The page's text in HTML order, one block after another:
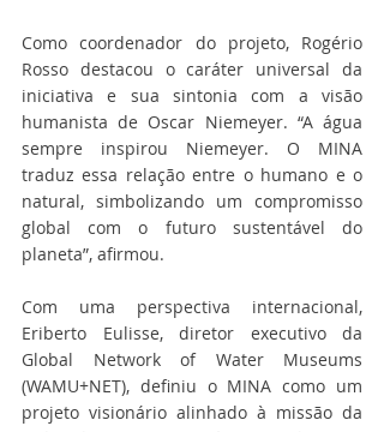
Como coordenador do projeto, Rogério
Rosso destacou o caráter universal da
iniciativa e sua sintonia com a visão
humanista de Oscar Niemeyer. “A água
sempre inspirou Niemeyer. O MINA
traduz essa relação entre o humano e o
natural, simbolizando um compromisso
global com o futuro sustentável do
planeta”, afirmou.
Com uma perspectiva internacional,
Eriberto Eulisse, diretor executivo da
Global Network of Water Museums
(WAMU+NET), definiu o MINA como um
projeto visionário alinhado à missão da